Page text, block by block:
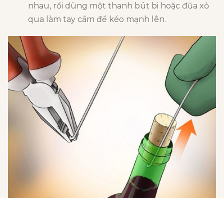
nhau, rồi dùng một thanh bút bi hoặc đũa xỏ
qua làm tay cầm để kéo mạnh lên.